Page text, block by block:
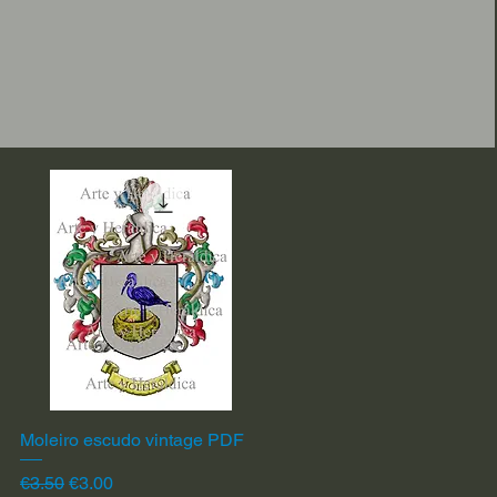
Quick View
Moleiro escudo vintage PDF
Regular Price
€3.50 Sale Price
€3.00